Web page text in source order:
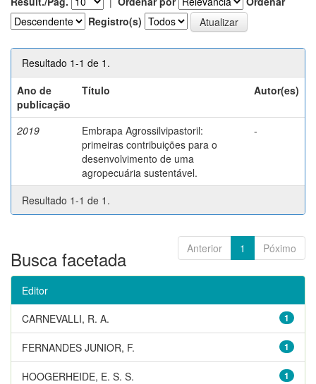
Registro(s)
Resultado 1-1 de 1.
Ano de
publicação
Título Autor(es)
2019
Embrapa Agrossilvipastoril:
primeiras contribuições para o
desenvolvimento de uma
agropecuária sustentável.
-
Resultado 1-1 de 1.
Anterior 1 Póximo
Busca facetada
Editor
1
CARNEVALLI, R. A.
1
FERNANDES JUNIOR, F.
1
HOOGERHEIDE, E. S. S.